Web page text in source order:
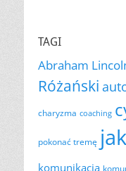
TAGI
Abraham
Różański
charyzma coaching
pokonać tremę
komunikacja